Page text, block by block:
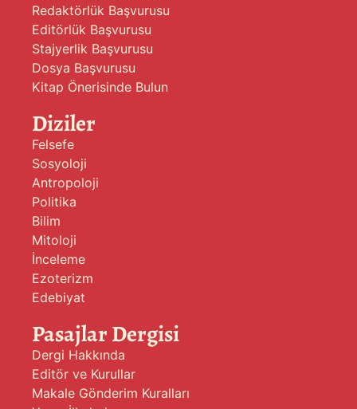
Redaktörlük Başvurusu
Editörlük Başvurusu
Stajyerlik Başvurusu
Dosya Başvurusu
Kitap Önerisinde Bulun
Diziler
Felsefe
Sosyoloji
Antropoloji
Politika
Bilim
Mitoloji
İnceleme
Ezoterizm
Edebiyat
Pasajlar Dergisi
Dergi Hakkında
Editör ve Kurullar
Makale Gönderim Kuralları